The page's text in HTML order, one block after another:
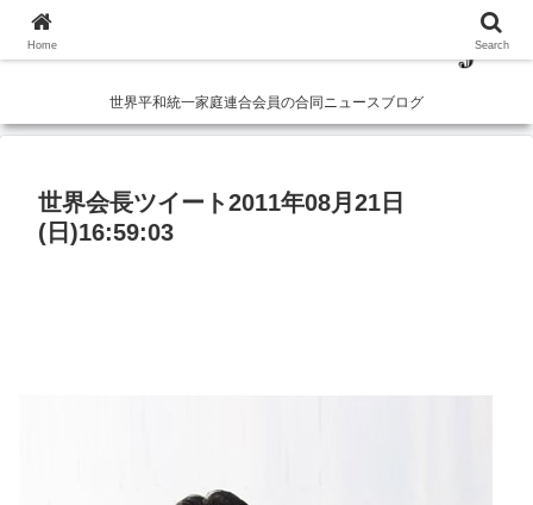
世界平和統一家庭連合会員の合同ニュースブログ
世界会長ツイート2011年08月21日
(日)16:59:03
Home Search